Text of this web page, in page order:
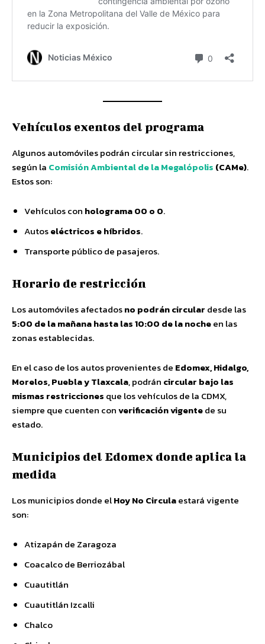
Vehículos exentos del programa
Algunos automóviles podrán circular sin restricciones,
según la Comisión Ambiental de la Megalópolis (CAMe).
Estos son:
Vehículos con holograma 00 o 0.
Autoseléctricos e híbridos.
Transporte público de pasajeros.
Horario de restricción
Los automóviles afectadosno podrán circular desde las
5:00 de la mañana hasta las 10:00 de la nocheen las
zonas establecidas.
En el caso de los autos provenientes de Edomex, Hidalgo,
Morelos, Puebla y Tlaxcala, podrán circular bajo las
mismas restricciones que los vehículos de la CDMX,
siempre que cuenten converificación vigentede su
estado.
Municipios del Edomex donde aplica la
medida
Los municipios donde elHoy No Circulaestará vigente
son:
Atizapán de Zaragoza
Coacalco de Berriozábal
Cuautitlán
Cuautitlán Izcalli
Chalco